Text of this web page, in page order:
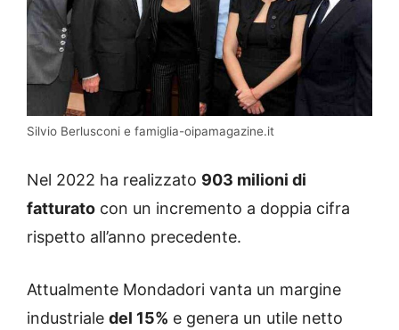
Silvio Berlusconi e famiglia-oipamagazine.it
Nel 2022 ha realizzato 903 milioni di
fatturato con un incremento a doppia cifra
rispetto all’anno precedente.
Attualmente Mondadori vanta un margine
industriale del 15% e genera un utile netto